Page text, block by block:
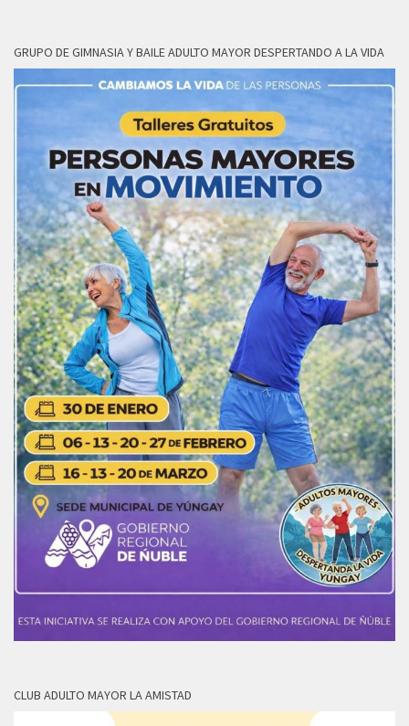
GRUPO DE GIMNASIA Y BAILE ADULTO MAYOR DESPERTANDO A LA VIDA
CLUB ADULTO MAYOR LA AMISTAD